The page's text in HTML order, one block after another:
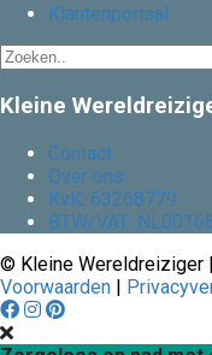
Klantenportaal
Kleine
Contact
Over ons
KvK: 63268779
BTW/VAT:
© Kleine Wereldreiziger |
Voorwaarden |